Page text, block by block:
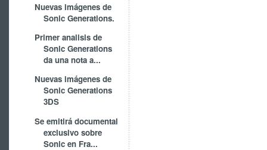
Nuevas imágenes de
Sonic Generations.
Primer analisis de
Sonic Generations
da una nota a...
Nuevas imágenes de
Sonic Generations
3DS
Se emitirá documental
exclusivo sobre
Sonic en Fra...